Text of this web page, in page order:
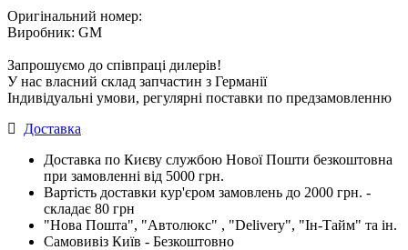
Оригінальний номер:
Виробник: GM
Запрошуємо до співпраці дилерів!
У нас власний склад запчастин з Германії
Індивідуальні умови, регулярні поставки по предзамовленню
Доставка
Доставка по Києву службою Нової Пошти безкоштовна
при замовленні від 5000 грн.
Вартість доставки кур'єром замовлень до 2000 грн. -
складає 80 грн
"Нова Пошта", "Автолюкс" , "Delivery", "Iн-Тайм" та ін.
Самовивіз Київ - Безкоштовно